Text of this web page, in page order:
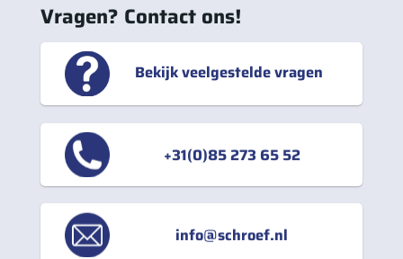
Vragen? Contact ons!
Bekijk veelgestelde vragen
+31(0)85 273 65 52
info@schroef.nl